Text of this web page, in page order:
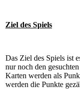
Ziel des Spiels
Das Ziel des Spiels ist
nur noch den
Karten werden als
werden die Punkte